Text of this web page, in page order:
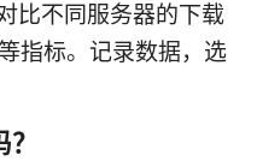
比不同服务器的下载
指标。记录数据，选